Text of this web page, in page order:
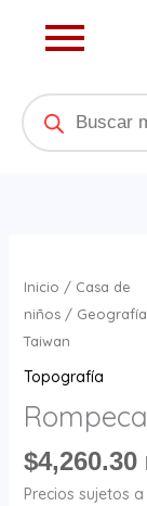
Products
search
Inicio / Casa de
niños/ Geografía
Taiwan
Topografía
$4,260.30
Precios sujetos
Mapa
de
Taiwan